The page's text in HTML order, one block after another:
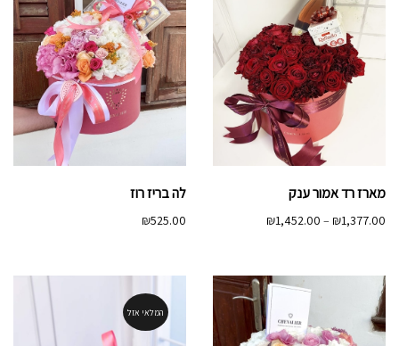
מארז רד אמור ענק
₪1,377.00
–
₪1,452.00
עד
לה בריז רוז
₪525.00
המלאי אזל